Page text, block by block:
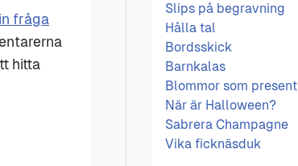
fråga
hitta
Slips på begravning
Hålla tal
Bordsskick
Barnkalas
Blommor som present
När är Halloween?
Sabrera Champagne
Vika ficknäsduk